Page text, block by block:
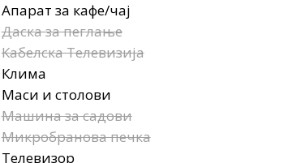
Апарат за кафе/чај
Даска за пеглање
Кабелска Телевизија
Клима
Маси и столови
Машина за садови
Микробранова печка
Телевизор